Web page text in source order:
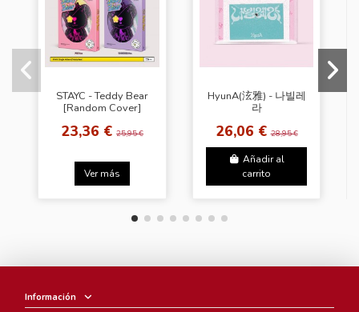
STAYC - Teddy Bear
[Random Cover]
23,36 €25,95 €
Ver más
HyunA(泫雅) - 나빌레
라
26,06 €28,95 €
Añadir al
carrito
Información